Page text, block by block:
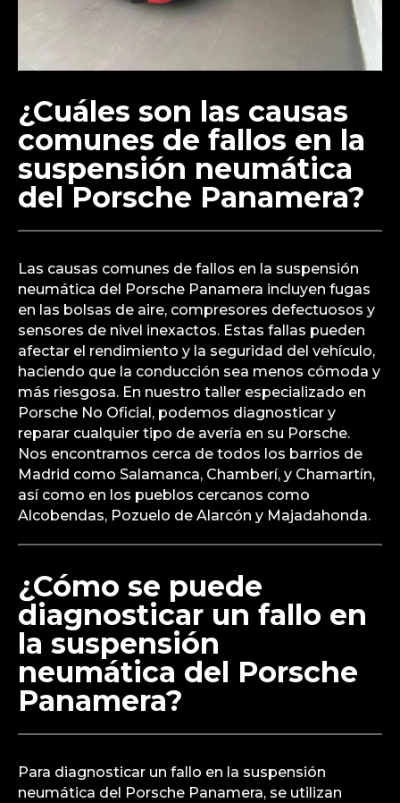
¿Cuáles son las causas
comunes de fallos en la
suspensión neumática
del Porsche Panamera?
Las causas comunes de fallos en la suspensión
neumática del Porsche Panamera incluyen fugas
en las bolsas de aire, compresores defectuosos y
sensores de nivel inexactos. Estas fallas pueden
afectar el rendimiento y la seguridad del vehículo,
haciendo que la conducción sea menos cómoda y
más riesgosa. En nuestro taller especializado en
Porsche No Oficial, podemos diagnosticar y
reparar cualquier tipo de avería en su Porsche.
Nos encontramos cerca de todos los barrios de
Madrid como Salamanca, Chamberí, y Chamartín,
así como en los pueblos cercanos como
Alcobendas, Pozuelo de Alarcón y Majadahonda.
¿Cómo se puede
diagnosticar un fallo en
la suspensión
neumática del Porsche
Panamera?
Para diagnosticar un fallo en la suspensión
neumática del Porsche Panamera, se utilizan